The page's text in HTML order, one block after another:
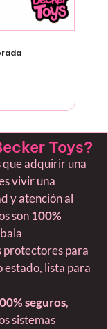
Toys?
que adquirir una
vivir una
y atención al
son100%
protectores para
estado, lista para
seguros,
sistemas